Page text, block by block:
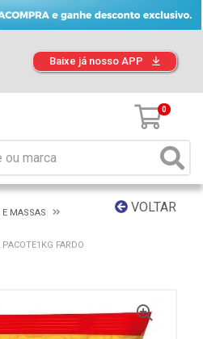
Baixe já nosso APP
0
VOLTAR
E MASSAS
FARDO